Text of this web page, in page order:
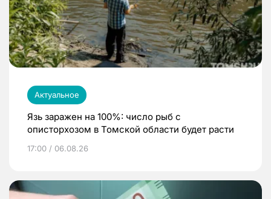
Актуальное
Язь заражен на 100%: число рыб с
описторхозом в Томской области будет расти
17:00 / 06.08.26